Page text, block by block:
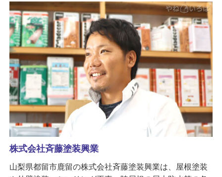
株式会社斉藤塗装興業
山梨県都留市鹿留の株式会社斉藤塗装興業は、屋根塗装